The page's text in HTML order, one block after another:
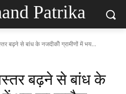
Patrika
बढ़ने से बांध के नजदीकीे ग्रामीणों में भय...
बढ़ने से बांध के